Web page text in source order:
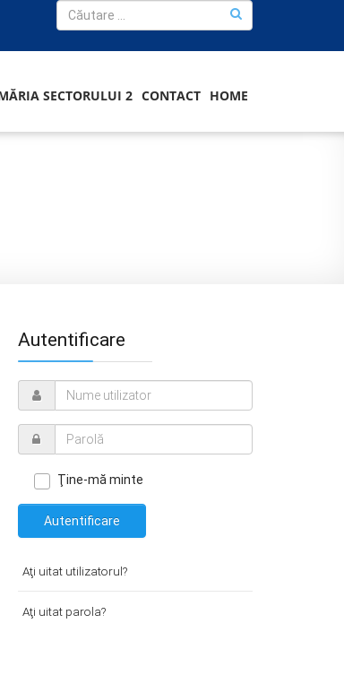
SECTORULUI 2 CONTACT HOME
Autentificare
Ţine-mă minte
Autentificare
Aţi uitat utilizatorul?
Aţi uitat parola?